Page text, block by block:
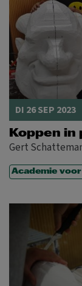
DI 26 SEP 2023
Koppen in
Gert
Academie